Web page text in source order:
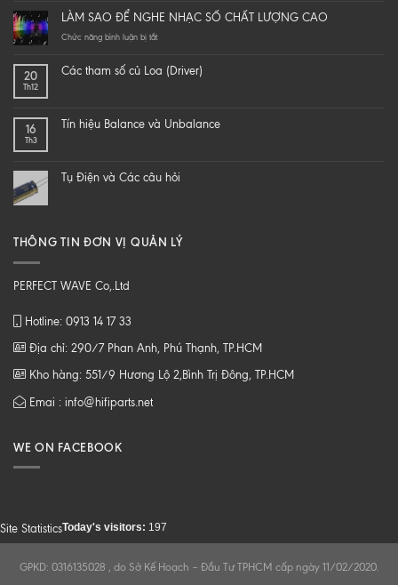
yourself
a
speaker
loa
Z
LÀM SAO ĐỂ NGHE NHẠC SỐ CHẤT LƯỢNG CAO
Chức năng bình luận bị tắtở
ĐỂ
CHẤT
20
Th12
Các tham số củ Loa (Driver)
16
Th3
Tín hiệu Balance và Unbalance
Tụ Điện và Các câu hỏi
THÔNG TIN ĐƠN VỊ QUẢN LÝ
PERFECT WAVE Co,.Ltd
Hotline: 0913 14 17 33
Địa chỉ: 290/7 Phan Anh, Phú Thạnh, TP.HCM
Kho hàng: 551/9 Hương Lộ 2,Bình Trị Đông, TP.HCM
Emai : info@hifiparts.net
WE ON FACEBOOK
Site StatisticsToday's visitors: 197
GPKD: 0316135028 , do Sở Kế Hoạch – Đầu Tư TPHCM cấp ngày 11/02/2020.